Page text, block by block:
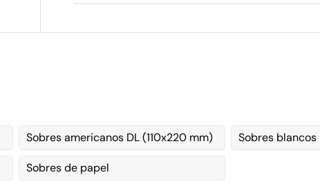
Sobres americanos DL (110x220 mm) Sobres blancos
Sobres de papel